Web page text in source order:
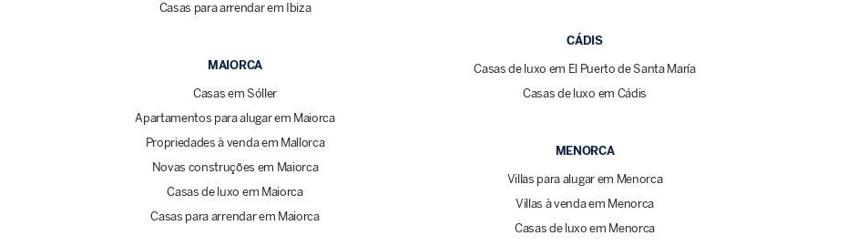
Casas para arrendar em Ibiza
MAIORCA
Casas em Sóller
Apartamentos para alugar em Maiorca
Propriedades à venda em Mallorca
Novas construções em Maiorca
Casas de luxo em Maiorca
Casas para arrendar em Maiorca
CÁDIS
Casas de luxo em El Puerto de Santa María
Casas de luxo em Cádis
MENORCA
Villas para alugar em Menorca
Villas à venda em Menorca
Casas de luxo em Menorca